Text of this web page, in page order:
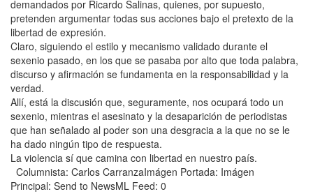
demandados por Ricardo Salinas, quienes, por supuesto,
pretenden argumentar todas sus acciones bajo el pretexto de la
libertad de expresión.
Claro, siguiendo el estilo y mecanismo validado durante el
sexenio pasado, en los que se pasaba por alto que toda palabra,
discurso y afirmación se fundamenta en la responsabilidad y la
verdad.
Allí, está la discusión que, seguramente, nos ocupará todo un
sexenio, mientras el asesinato y la desaparición de periodistas
que han señalado al poder son una desgracia a la que no se le
ha dado ningún tipo de respuesta.
La violencia sí que camina con libertad en nuestro país.
Columnista: Carlos CarranzaImágen Portada: Imágen
Principal: Send to NewsML Feed: 0